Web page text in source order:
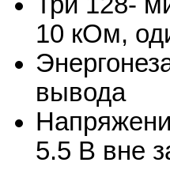
10 кОм,
вывода
5.5 В вне